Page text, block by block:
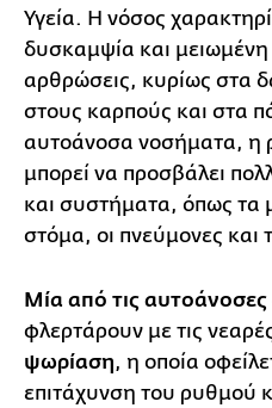
Υγεία. Η νόσος
δυσκαμψία και μειωμένη
αρθρώσεις, κυρίως στα
στους καρπούς και στα
αυτοάνοσα νοσήματα, η
μπορεί να προσβάλει
και συστήματα, όπως τα
στόμα, οι πνεύμονες και
Μία από τις αυτοάνοσες
φλερτάρουν με τις νεαρές
ψωρίαση, η οποία
επιτάχυνση του ρυθμού